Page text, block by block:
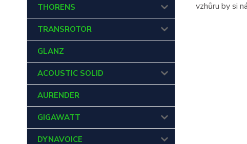
THORENS
TRANSROTOR
GLANZ
ACOUSTIC SOLID
AURENDER
GIGAWATT
DYNAVOICE
vzhůru by si